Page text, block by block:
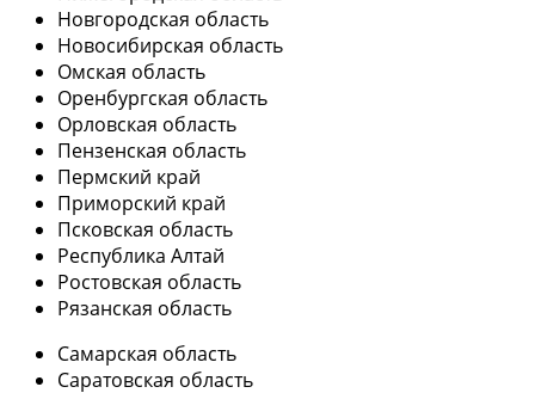
Новгородская область
Новосибирская область
Омская область
Оренбургская область
Орловская область
Пензенская область
Пермский край
Приморский край
Псковская область
Республика Алтай
Ростовская область
Рязанская область
Самарская область
Саратовская область